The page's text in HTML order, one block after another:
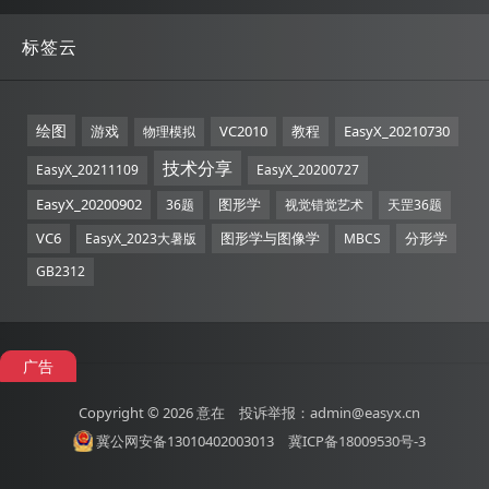
标签云
绘图 游戏 物理模拟 VC2010 教程 EasyX_20210730
EasyX_20211109 技术分享 EasyX_20200727
EasyX_20200902 36题 图形学 视觉错觉艺术 天罡36题
VC6 EasyX_2023大暑版 图形学与图像学 MBCS 分形学
GB2312
广告
Copyright © 2026意在 投诉举报：admin@easyx.cn
冀公网安备13010402003013
冀ICP备18009530号-3